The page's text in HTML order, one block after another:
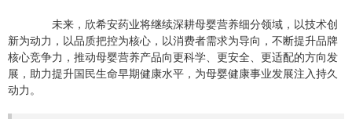
未来，欣希安药业将继续深耕母婴营养细分领域，以技术创
新为动力，以品质把控为核心，以消费者需求为导向，不断提升品牌
核心竞争力，推动母婴营养产品向更科学、更安全、更适配的方向发
展，助力提升国民生命早期健康水平，为母婴健康事业发展注入持久
动力。